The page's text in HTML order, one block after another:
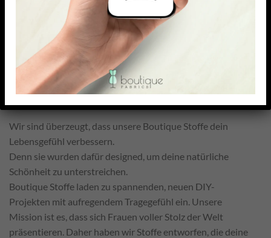
24,21 –28,15€
inkl. MwSt. zzgl.
Versandkosten
23,99
/ Meter
inkl. MwSt. zzgl.
Versandkosten
UNSER VERSPRECHEN
Wir sind überzeugt, dass unsere Boutique Stoffe dein
Lebensgefühl verbessern.
Denn sie wurden dafür designed, um deine natürliche
Schönheit zu unterstreichen.
Boutique Stoffe laden zu spannenden, neuen DIY-
Projekten mit aufregendem Tragegefühl ein. Unsere
Mission ist es, dass sich Frauen voller Stolz der Welt
präsentieren. Daher haben wir Stoffe entworfen, die deine